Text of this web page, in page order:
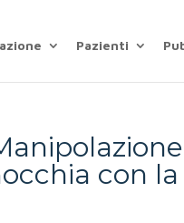
Pazienti
con